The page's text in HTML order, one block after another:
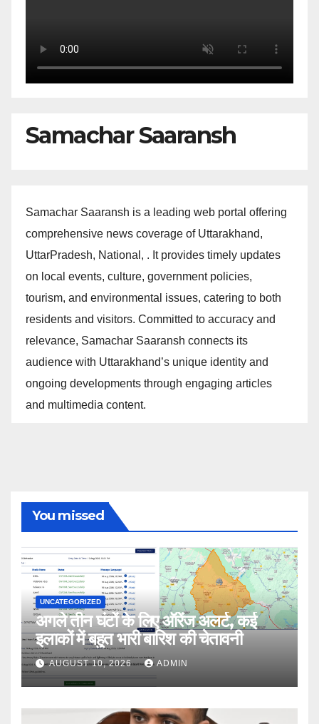
Samachar Saaransh
Samachar Saaransh is a leading web portal offering
comprehensive news coverage of Uttarakhand,
UttarPradesh, National, . It provides timely updates
on local events, culture, government policies,
tourism, and environmental issues, catering to both
residents and visitors. Committed to accuracy and
relevance, Samachar Saaransh connects its
audience with Uttarakhand’s unique identity and
ongoing developments through engaging articles
and multimedia content.
You missed
UNCATEGORIZED
अगले तीन घंटों के लिए ऑरेंज अलर्ट, कई
इलाकों में बहुत भारी बारिश की चेतावनी
AUGUST 10, 2026 ADMIN